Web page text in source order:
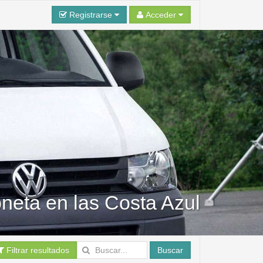
Registrarse Acceder
en las Costa Azul
Filtrar resultados Buscar